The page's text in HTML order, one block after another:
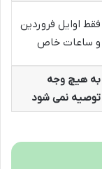
فقط اوایل فروردین
و ساعات خاص
به هیچ وجه
توصیه نمی شود